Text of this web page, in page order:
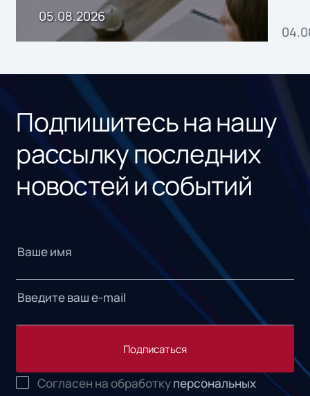
05.08.2026
Подпишитесь на нашу
рассылку последних
новостей и событий
Подписаться
Согласен на обработкуперсональных